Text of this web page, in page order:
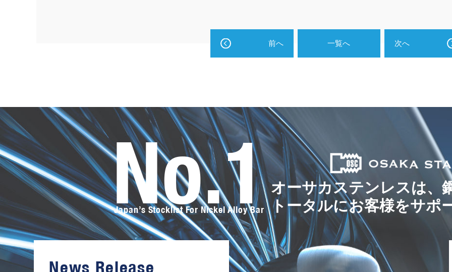
前へ 一覧へ 次へ
オ
ー
サ
テ
No.1
Japan’s Stocklist For Nickel Alloy Bar
オーサカステンレスは、
トータルにお客様をサポ
News Release
F
a
c